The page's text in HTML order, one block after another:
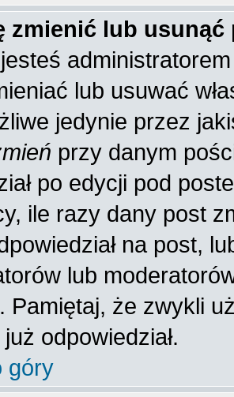
zmienić lub usunąć
lub usuwać
jedynie przez
przy danym
po edycji pod
ile razy dany post
na post,
lub
Pamiętaj, że zwykli
odpowiedział.
góry